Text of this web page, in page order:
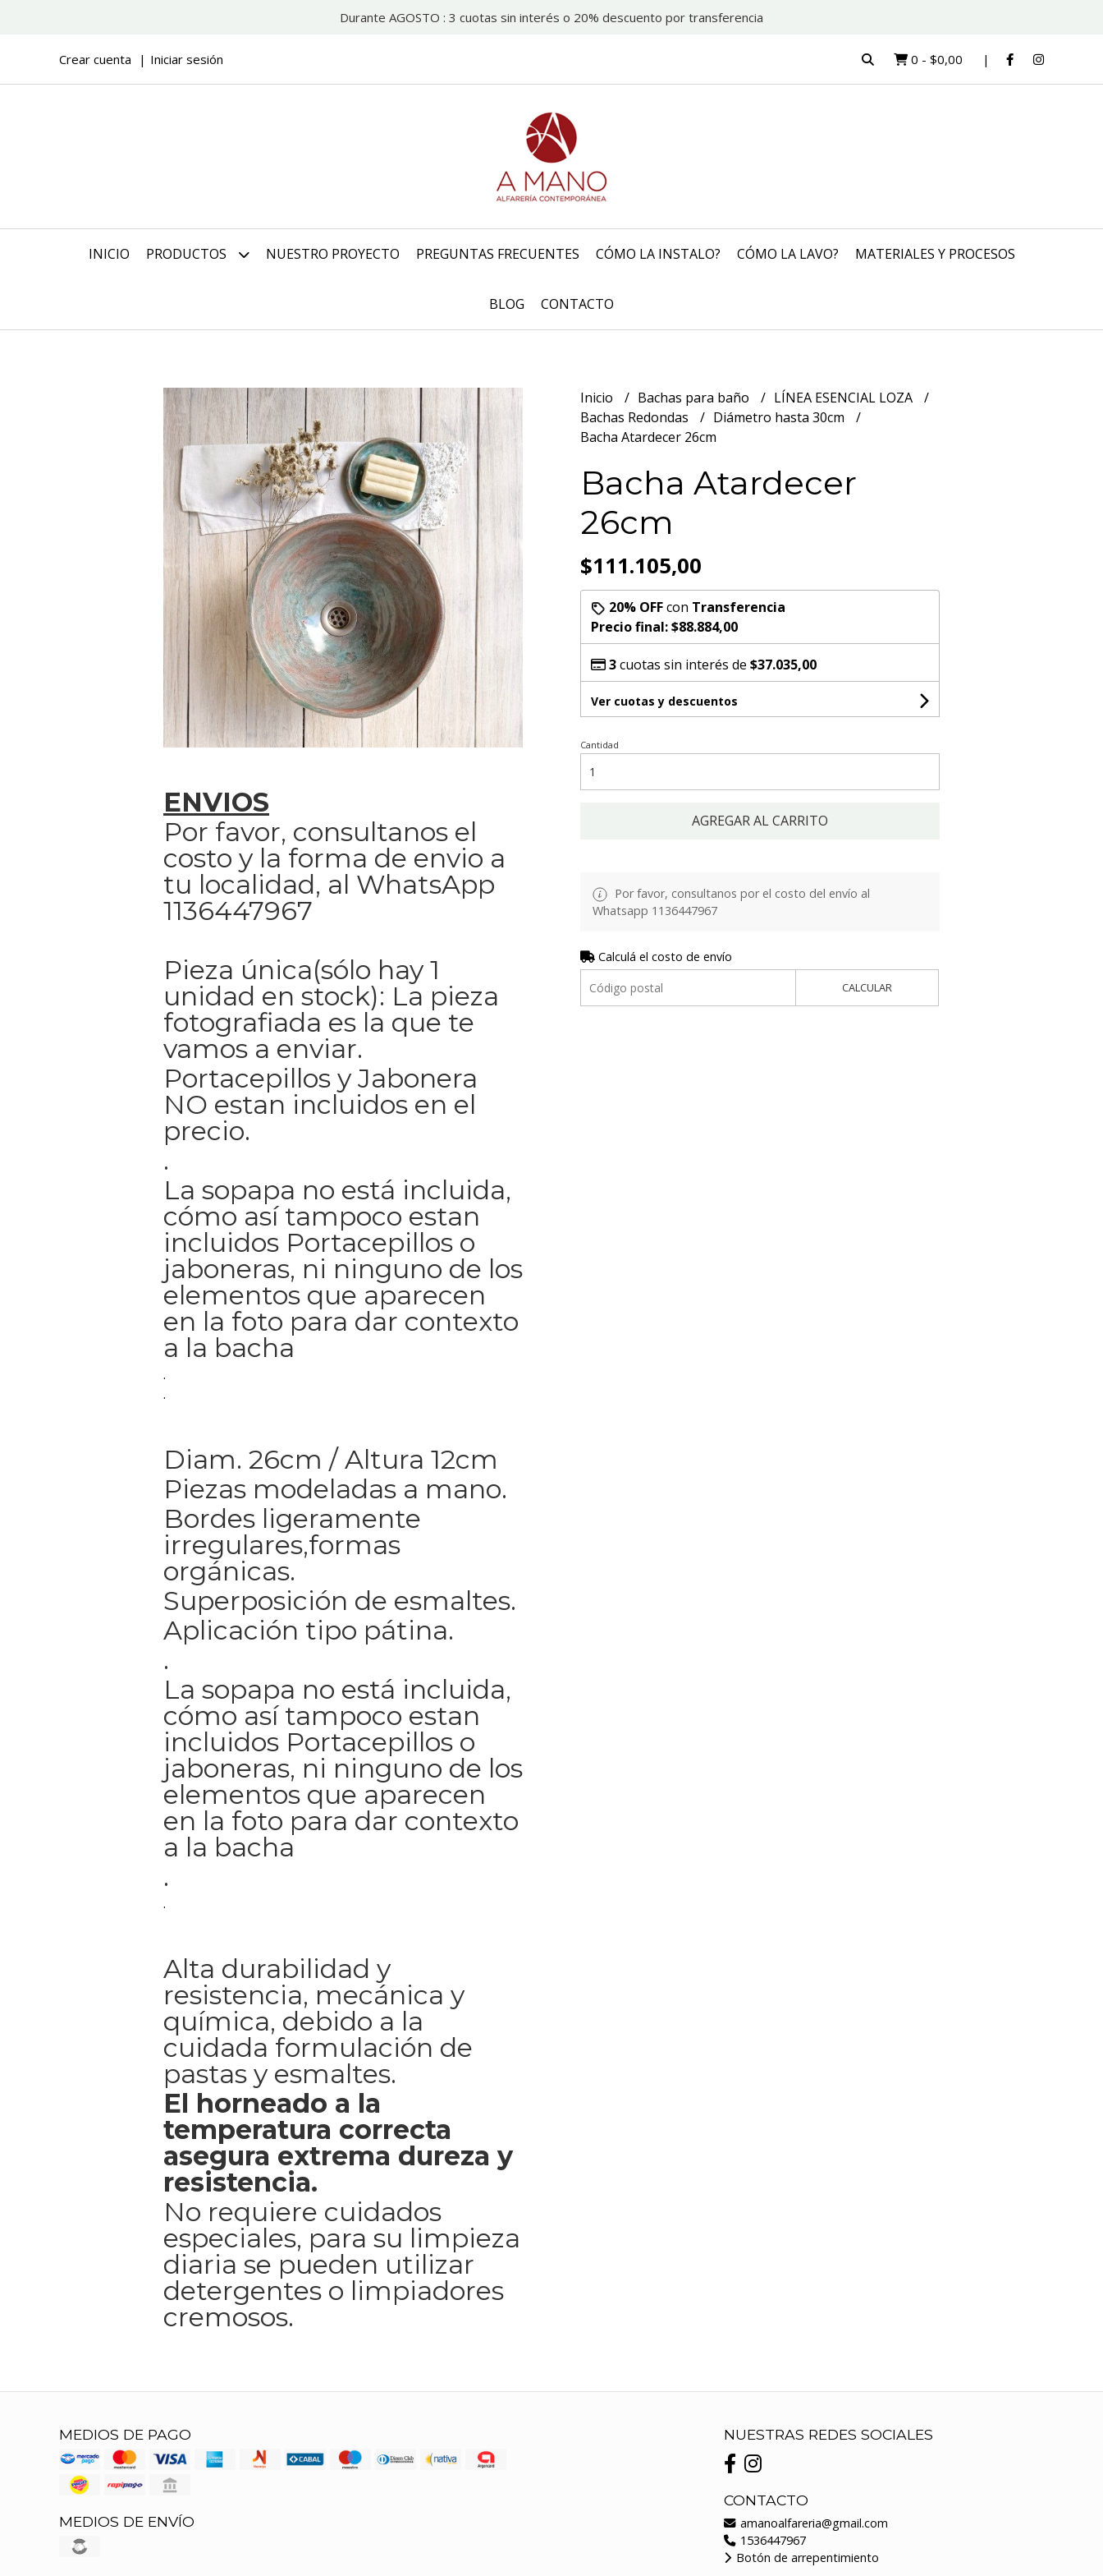
Durante AGOSTO : 3 cuotas sin interés o 20% descuento por transferencia
Crear cuenta Iniciar sesión 0 - $0,00
INICIO PRODUCTOS NUESTRO PROYECTO PREGUNTAS FRECUENTES CÓMO LA INSTALO? CÓMO LA LAVO? MATERIALES Y PROCESOS
BLOG CONTACTO
ENVIOS
Por favor, consultanos el
costo y la forma de envio a
tu localidad, al WhatsApp
1136447967
Pieza única(sólo hay 1
unidad en stock): La pieza
fotografiada es la que te
vamos a enviar.
Portacepillos y Jabonera
NO estan incluidos en el
precio.
.
La sopapa no está incluida,
cómo así tampoco estan
incluidos Portacepillos o
jaboneras, ni ninguno de los
elementos que aparecen
en la foto para dar contexto
a la bacha
.
.
Diam. 26cm / Altura 12cm
Piezas modeladas a mano.
Bordes ligeramente
irregulares,formas
orgánicas.
Superposición de esmaltes.
Aplicación tipo pátina.
.
La sopapa no está incluida,
cómo así tampoco estan
incluidos Portacepillos o
jaboneras, ni ninguno de los
elementos que aparecen
en la foto para dar contexto
a la bacha
.
.
Alta durabilidad y
resistencia, mecánica y
química, debido a la
cuidada formulación de
pastas y esmaltes.
El horneado a la
temperatura correcta
asegura extrema dureza y
resistencia.
No requiere cuidados
especiales, para su limpieza
diaria se pueden utilizar
detergentes o limpiadores
cremosos.
Inicio Bachas para baño
LÍNEA ESENCIAL LOZA
Bachas Redondas
Diámetro hasta 30cm
Bacha Atardecer 26cm
Bacha Atardecer
26cm
$111.105,00
20% OFFcon Transferencia
Precio final:$88.884,00
3cuotas sin interés de $37.035,00
Ver cuotas y descuentos
Cantidad
AGREGAR AL CARRITO
Por favor, consultanos por el costo del envío al
Whatsapp 1136447967
Calculá el costo de envío
CALCULAR
MEDIOS DE PAGO
MEDIOS DE ENVÍO
NUESTRAS REDES SOCIALES
CONTACTO
amanoalfareria@gmail.com
1536447967
Botón de arrepentimiento